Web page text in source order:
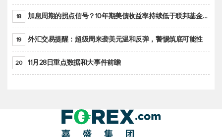
18 加息周期的拐点信号？10年期美债收益率持续低于联邦基金利率目标区间
19 外汇交易提醒：超级周来袭美元温和反弹，警惕筑底可能性
20 11月28日重点数据和大事件前瞻